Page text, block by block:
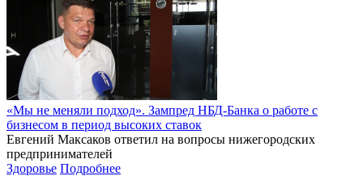
«Мы не меняли подход». Зампред НБД-Банка о работе с
бизнесом в период высоких ставок
Евгений Максаков ответил на вопросы нижегородских
предпринимателей
Здоровье Подробнее